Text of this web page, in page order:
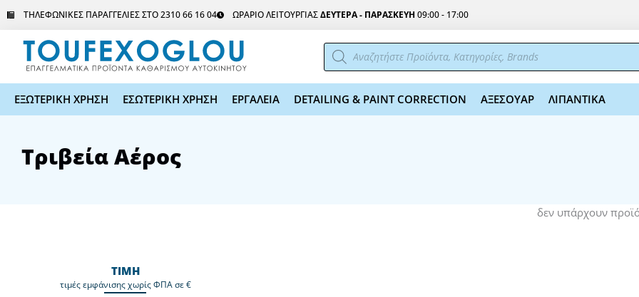
Μετάβαση
περιεχόμενο
ΤΗΛΕΦΩΝΙΚΕΣ ΠΑΡΑΓΓΕΛΙΕΣ ΣΤΟ 2310 66 16 04 ΩΡΑΡΙΟ ΛΕΙΤΟΥΡΓΙΑΣΔΕΥΤΕΡΑ - ΠΑΡΑΣΚΕΥΗ 09:00 - 17:00
Αναζήτηση
προϊόντων
ΕΞΩΤΕΡΙΚΗ ΧΡΗΣΗ ΕΣΩΤΕΡΙΚΗ ΧΡΗΣΗ ΕΡΓΑΛΕΙΑ DETAILING & PAINT CORRECTION ΑΞΕΣΟΥΑΡ ΛΙΠΑΝΤΙΚΑ
Τριβεία Αέρος
ΤΙΜΗ
τιμές εμφάνισης χωρίς ΦΠΑ σε €
δεν υπάρχουν